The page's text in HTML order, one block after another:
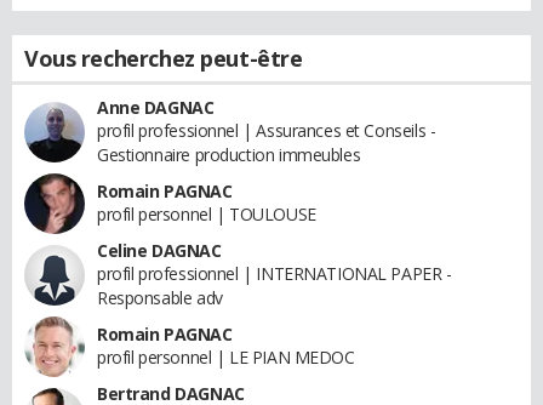
Vous recherchez peut-être
Anne DAGNAC
profil professionnel | Assurances et Conseils -
Gestionnaire production immeubles
Romain PAGNAC
profil personnel | TOULOUSE
Celine DAGNAC
profil professionnel | INTERNATIONAL PAPER -
Responsable adv
Romain PAGNAC
profil personnel | LE PIAN MEDOC
Bertrand DAGNAC